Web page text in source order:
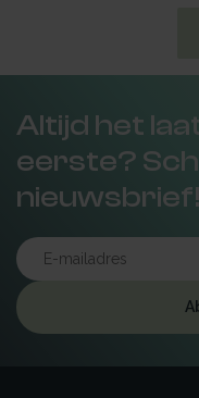
Altijd het
eerste?
nieuwsbrief!